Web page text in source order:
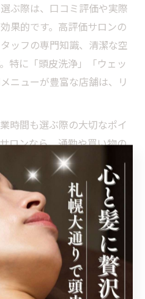
ぶ際は、口コミ評価や実際
果的です。高評価サロンの
ッフの専門知識、清潔な空
特に「頭皮洗浄」「ウェッ
ニューが豊富な店舗は、リ
時間も選ぶ際の大切なポイ
ロンなら、通勤や買い物の
ょう。実際に「短時間でも
取りやすく通いやすい」と
にサロンのホームページや
認し、自分に合ったコース
ての方には体験コースやカ
おすすめです。